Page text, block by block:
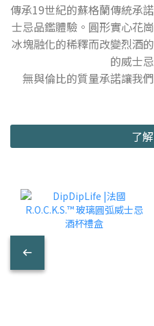
傳承19世紀的蘇格蘭傳統承
士忌品鑑體驗。圓形實心花
冰塊融化的稀釋而改變烈酒
的威士
無與倫比的質量承諾讓我
了